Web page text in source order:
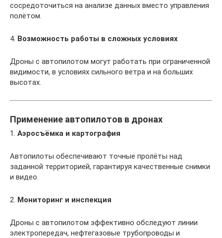
сосредоточиться на анализе данных вместо управления
полётом.
4. Возможность работы в сложных условиях
Дроны с автопилотом могут работать при ограниченной
видимости, в условиях сильного ветра и на больших
высотах.
Применение автопилотов в дронах
1. Аэросъёмка и картография
Автопилоты обеспечивают точные пролёты над
заданной территорией, гарантируя качественные снимки
и видео.
2. Мониторинг и инспекция
Дроны с автопилотом эффективно обследуют линии
электропередач, нефтегазовые трубопроводы и